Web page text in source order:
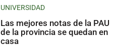
UNIVERSIDAD
Las mejores notas de la PAU
de la provincia se quedan en
casa